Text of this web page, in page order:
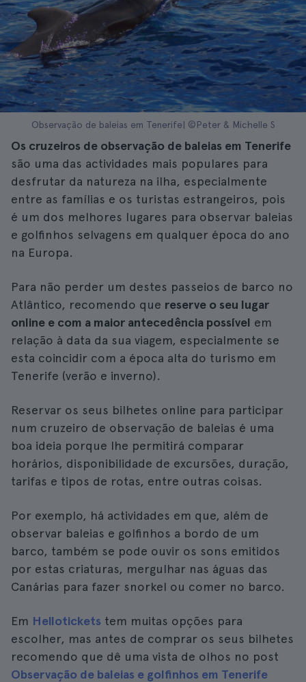
Observação de baleias em Tenerife| ©Peter & Michelle S
Os cruzeiros de observação de baleias em Tenerife
são uma das actividades mais populares para
desfrutar da natureza na ilha, especialmente
entre as famílias e os turistas estrangeiros, pois
é um dos melhores lugares para observar baleias
e golfinhos selvagens em qualquer época do ano
na Europa.
Para não perder um destes passeios de barco no
Atlântico, recomendo que reserve o seu lugar
online e com a maior antecedência possível em
relação à data da sua viagem, especialmente se
esta coincidir com a época alta do turismo em
Tenerife (verão e inverno).
Reservar os seus bilhetes online para participar
num cruzeiro de observação de baleias é uma
boa ideia porque lhe permitirá comparar
horários, disponibilidade de excursões, duração,
tarifas e tipos de rotas, entre outras coisas.
Por exemplo, há actividades em que, além de
observar baleias e golfinhos a bordo de um
barco, também se pode ouvir os sons emitidos
por estas criaturas, mergulhar nas águas das
Canárias para fazer snorkel ou comer no barco.
Em Hellotickets tem muitas opções para
escolher, mas antes de comprar os seus bilhetes
recomendo que dê uma vista de olhos no post
Observação de baleias e golfinhos em Tenerife